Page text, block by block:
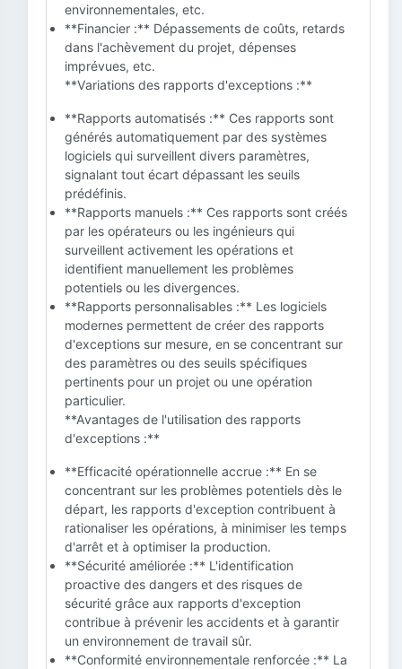
environnementales, etc.
**Financier :** Dépassements de coûts, retards
dans l'achèvement du projet, dépenses
imprévues, etc.
**Variations des rapports d'exceptions :**
**Rapports automatisés :** Ces rapports sont
générés automatiquement par des systèmes
logiciels qui surveillent divers paramètres,
signalant tout écart dépassant les seuils
prédéfinis.
**Rapports manuels :** Ces rapports sont créés
par les opérateurs ou les ingénieurs qui
surveillent activement les opérations et
identifient manuellement les problèmes
potentiels ou les divergences.
**Rapports personnalisables :** Les logiciels
modernes permettent de créer des rapports
d'exceptions sur mesure, en se concentrant sur
des paramètres ou des seuils spécifiques
pertinents pour un projet ou une opération
particulier.
**Avantages de l'utilisation des rapports
d'exceptions :**
**Efficacité opérationnelle accrue :** En se
concentrant sur les problèmes potentiels dès le
départ, les rapports d'exception contribuent à
rationaliser les opérations, à minimiser les temps
d'arrêt et à optimiser la production.
**Sécurité améliorée :** L'identification
proactive des dangers et des risques de
sécurité grâce aux rapports d'exception
contribue à prévenir les accidents et à garantir
un environnement de travail sûr.
**Conformité environnementale renforcée :** La